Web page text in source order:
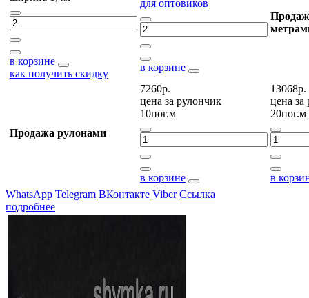
в корзине
как получить скидку
для оптовиков
в корзине
Продажа рулонами
7260р.
цена за рулончик
10пог.м
в корзине
13068р.
цена за
20пог.м
в
WhatsApp Telegram ВКонтакте Viber Ссылка
подробнее